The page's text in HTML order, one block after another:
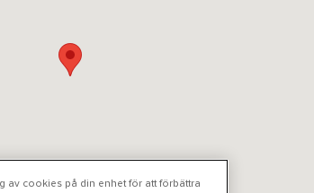
av cookies på din enhet för att förbättra